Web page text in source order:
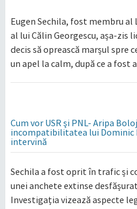
Eugen Sechila, fost membru
al lui Călin Georgescu, așa-zis
decis să oprească marșul spre
un apel la calm, după ce a fost
Cum vor USR şi PNL- Aripa
incompatibilitatea lui Dominic
intervină
Sechila a fost oprit în trafic și
unei anchete extinse
Investigația vizează aspecte